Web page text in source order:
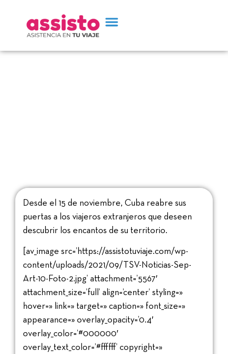
Desde el 15 de noviembre, Cuba reabre sus
puertas a los viajeros extranjeros que deseen
descubrir los encantos de su territorio.
[av_image src=’https://assistotuviaje.com/wp-
content/uploads/2021/09/TSV-Noticias-Sep-
Art-10-Foto-2.jpg’ attachment=’5567′
attachment_size=’full’ align=’center’ styling=»
hover=» link=» target=» caption=» font_size=»
appearance=» overlay_opacity=’0.4′
overlay_color=’#000000′
overlay_text_color=’#ffffff’ copyright=»